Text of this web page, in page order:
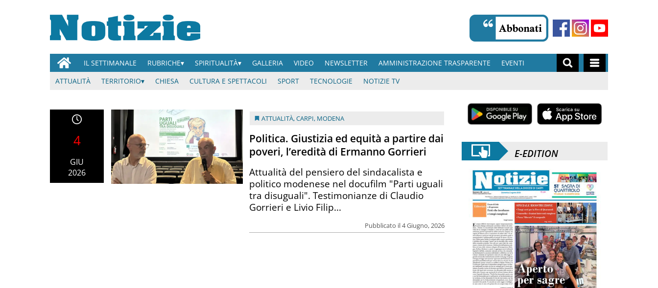
IL SETTIMANALE RUBRICHE SPIRITUALITÀ GALLERIA VIDEO NEWSLETTER AMMINISTRAZIONE TRASPARENTE
EVENTI
ATTUALITÀ
TERRITORIO CHIESA CULTURA E SPETTACOLI SPORT TECNOLOGIE NOTIZIE TV
4
GIU
2026
ATTUALITÀ,CARPI, MODENA
Politica. Giustizia ed equità a partire dai
poveri, l’eredità di Ermanno Gorrieri
Pubblicato il 4 Giugno, 2026
Attualità del pensiero del sindacalista e
politico modenese nel docufilm "Parti uguali
tra disuguali". Testimonianze di Claudio
Gorrieri e Livio Filip...
E-EDITION